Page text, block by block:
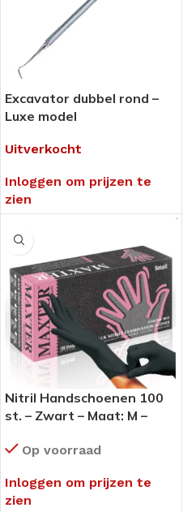
Excavator dubbel rond –
Luxe model
Uitverkocht
Inloggen om prijzen te
zien
Nitril Handschoenen 100
st. – Zwart – Maat: M –
Op voorraad
Inloggen om prijzen te
zien